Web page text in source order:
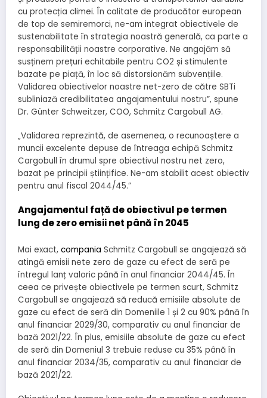
cu protecția climei. În calitate de producător european
de top de semiremorci, ne-am integrat obiectivele de
sustenabilitate în strategia noastră generală, ca parte a
responsabilității noastre corporative. Ne angajăm să
susținem prețuri echitabile pentru CO2 și stimulente
bazate pe piață, în loc să distorsionăm subvențiile.
Validarea obiectivelor noastre net-zero de către SBTi
subliniază credibilitatea angajamentului nostru”, spune
Dr. Günter Schweitzer, COO, Schmitz Cargobull AG.
„Validarea reprezintă, de asemenea, o recunoaștere a
muncii excelente depuse de întreaga echipă Schmitz
Cargobull în drumul spre obiectivul nostru net zero,
bazat pe principii științifice. Ne-am stabilit acest obiectiv
pentru anul fiscal 2044/45.”
Angajamentul față de obiectivul pe termen
lung de zero emisii net până în 2045
Mai exact, compania Schmitz Cargobull se angajează să
atingă emisii nete zero de gaze cu efect de seră pe
întregul lanț valoric până în anul financiar 2044/45. În
ceea ce privește obiectivele pe termen scurt, Schmitz
Cargobull se angajează să reducă emisiile absolute de
gaze cu efect de seră din Domeniile 1 și 2 cu 90% până în
anul financiar 2029/30, comparativ cu anul financiar de
bază 2021/22. În plus, emisiile absolute de gaze cu efect
de seră din Domeniul 3 trebuie reduse cu 35% până în
anul financiar 2034/35, comparativ cu anul financiar de
bază 2021/22.